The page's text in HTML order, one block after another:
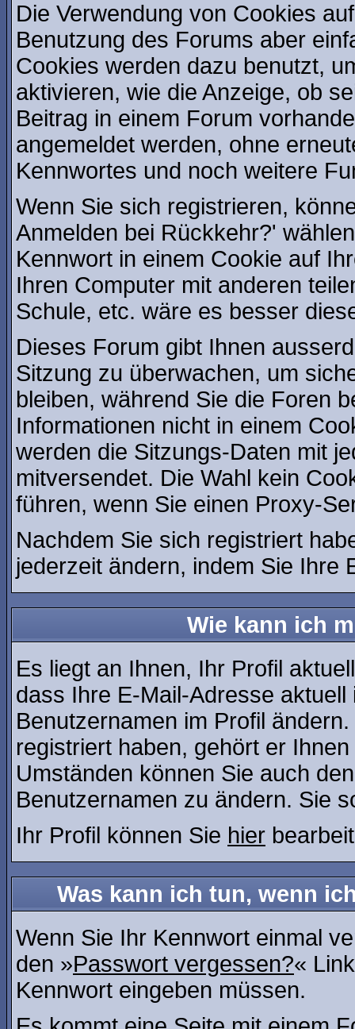
Die Verwendung von Cookies
Benutzung des Forums aber
Cookies werden dazu benutzt,
aktivieren, wie die Anzeige, ob
Beitrag in einem Forum
angemeldet werden, ohne
Kennwortes und noch weitere
Wenn Sie sich registrieren,
Anmelden bei Rückkehr?'
Kennwort in einem Cookie auf
Ihren Computer mit anderen
Schule, etc. wäre es besser
Dieses Forum gibt Ihnen
Sitzung zu überwachen, um
bleiben, während Sie die Foren
Informationen nicht in einem
werden die Sitzungs-Daten mit
mitversendet. Die Wahl kein
führen, wenn Sie einen Proxy-
Nachdem Sie sich registriert
jederzeit ändern, indem Sie Ihre
Wie kann ich
Es liegt an Ihnen, Ihr Profil
dass Ihre E-Mail-Adresse
Benutzernamen im Profil
registriert haben, gehört er
Umständen können Sie auch
Benutzernamen zu ändern. Sie
Ihr Profil können Sie hier
Was kann ich tun, wenn
Wenn Sie Ihr Kennwort einmal
den »Passwort vergessen?«
Kennwort eingeben müssen.